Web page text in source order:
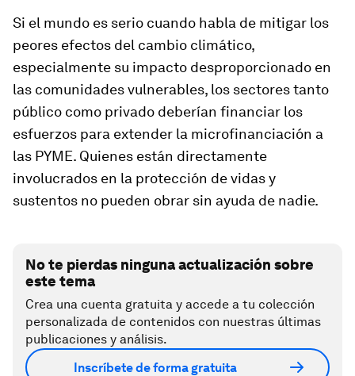
Si el mundo es serio cuando habla de mitigar los
peores efectos del cambio climático,
especialmente su impacto desproporcionado en
las comunidades vulnerables, los sectores tanto
público como privado deberían financiar los
esfuerzos para extender la microfinanciación a
las PYME. Quienes están directamente
involucrados en la protección de vidas y
sustentos no pueden obrar sin ayuda de nadie.
No te pierdas ninguna actualización sobre
este tema
Crea una cuenta gratuita y accede a tu colección
personalizada de contenidos con nuestras últimas
publicaciones y análisis.
Inscríbete de forma gratuita